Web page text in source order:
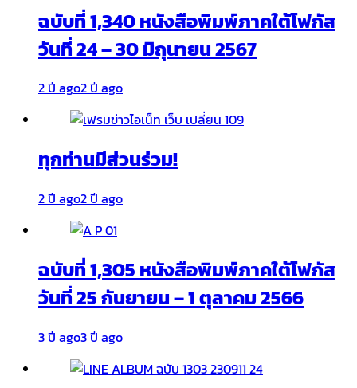
ฉบับที่ 1,340 หนังสือพิมพ์ภาคใต้โฟกัส
วันที่ 24 – 30 มิถุนายน 2567
2 ปี ago2 ปี ago
ทุกท่านมีส่วนร่วม!
2 ปี ago2 ปี ago
ฉบับที่ 1,305 หนังสือพิมพ์ภาคใต้โฟกัส
วันที่ 25 กันยายน – 1 ตุลาคม 2566
3 ปี ago3 ปี ago